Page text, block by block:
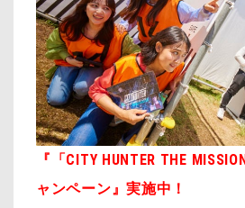
『「CITY HUNTER THE
ャンペーン』実施中！